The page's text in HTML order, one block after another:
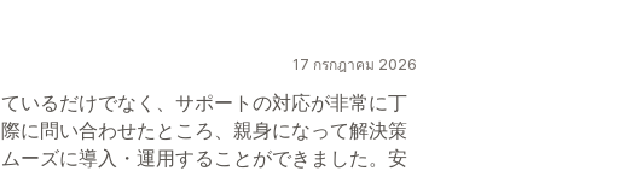
17 กรกฎาคม 2026
いるだけでなく、サポートの対応が非常に丁
に問い合わせたところ、親身になって解決策
ーズに導入・運用することができました。安